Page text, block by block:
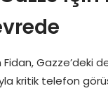
Fidan,
kritik telefon